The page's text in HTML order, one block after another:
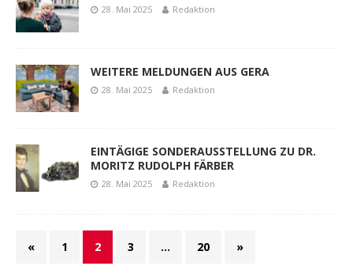
28. Mai 2025 Redaktion
WEITERE MELDUNGEN AUS GERA
28. Mai 2025 Redaktion
EINTÄGIGE SONDERAUSSTELLUNG ZU DR.
MORITZ RUDOLPH FÄRBER
28. Mai 2025 Redaktion
« 1 2 3 … 20 »